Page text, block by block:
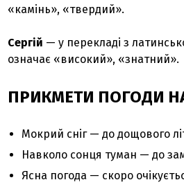
«камінь», «твердий».
Сергій — у перекладі з
означає «високий», «знатний».
ПРИКМЕТИ ПОГОДИ
Мокрий сніг — до дощового
Навколо сонця туман — до
Ясна погода — скоро